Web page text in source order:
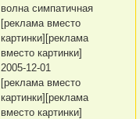
волна симпатичная
[реклама вместо
картинки][реклама
вместо картинки]
2005-12-01
[реклама вместо
картинки][реклама
вместо картинки]